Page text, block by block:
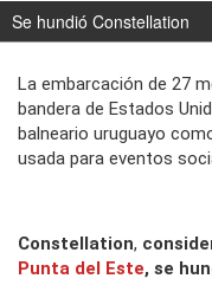
Se hundió Constellation
La embarcación de 27
bandera de Estados
balneario uruguayo
usada para eventos
Constellation,
Punta del Este, se